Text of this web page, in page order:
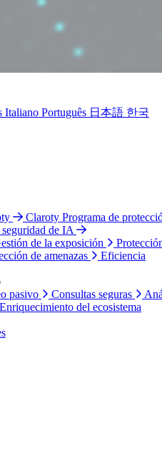
Italiano Português 日本語 한국
Claroty Programa de
de IA
de la exposición
de amenazas
Eficiencia
pasivo Consultas seguras
Enriquecimiento del ecosistema